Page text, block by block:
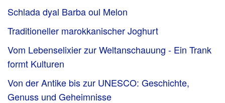
Schlada dyal Barba oul Melon
Traditioneller marokkanischer Joghurt
Vom Lebenselixier zur Weltanschauung - Ein Trank
formt Kulturen
Von der Antike bis zur UNESCO: Geschichte,
Genuss und Geheimnisse